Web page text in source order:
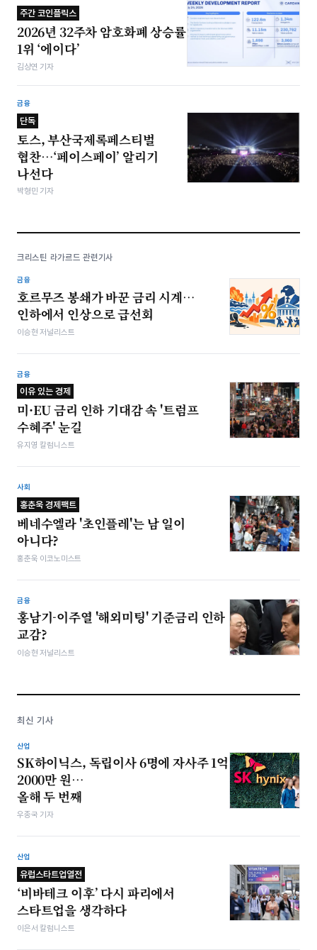
주간 코인플릭스
2026년 32주차 암호화폐 상승률
1위 ‘에이다’
김상연 기자
금융
단독
토스, 부산국제록페스티벌
협찬…‘페이스페이’ 알리기
나선다
박형민 기자
크리스틴 라가르드 관련기사
금융
호르무즈 봉쇄가 바꾼 금리 시계…
인하에서 인상으로 급선회
이승현 저널리스트
금융
이유 있는 경제
미·EU 금리 인하 기대감 속 '트럼프
수혜주' 눈길
유지영 칼럼니스트
사회
홍춘욱 경제팩트
베네수엘라 '초인플레'는 남 일이
아니다?
홍춘욱 이코노미스트
금융
홍남기-이주열 '해외미팅' 기준금리 인하
교감?
이승현 저널리스트
최신 기사
산업
SK하이닉스, 독립이사 6명에 자사주 1억
2000만 원…
올해 두 번째
우종국 기자
산업
유럽스타트업열전
‘비바테크 이후’ 다시 파리에서
스타트업을 생각하다
이은서 칼럼니스트